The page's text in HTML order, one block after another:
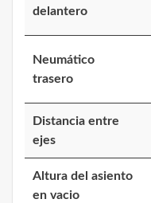
delantero
Neumático
trasero
Distancia entre
ejes
Altura del asiento
en vacio